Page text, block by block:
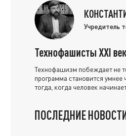
Учредитель
Технофашисты XXI
Технофашизм побеждает не
программа становится
тогда, когда человек
ПОСЛЕДНИЕ